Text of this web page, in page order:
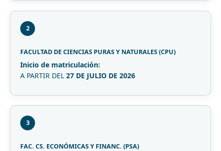
2
FACULTAD DE CIENCIAS PURAS Y NATURALES (CPU)
Inicio de matriculación:
A PARTIR DEL 27 DE JULIO DE 2026
3
FAC. CS. ECONÓMICAS Y FINANC. (PSA)